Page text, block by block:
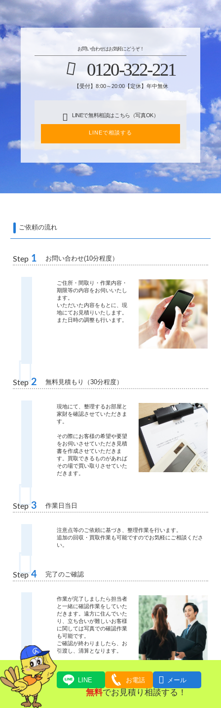
お問い合わせはお気軽にどうぞ！
0120-322-221
【受付】8:00～20:00【定休】年中無休
LINEで無料相談はこちら（写真OK）
LINEで相談する
ご依頼の流れ
Step 1 お問い合わせ(10分程度）
ご住所・間取り・作業内容・
期限等の内容をお伺いいたし
ます。
いただいた内容をもとに、現
地にてお見積りいたします。
また日時の調整も行います。
Step 2 無料見積もり（30分程度）
現地にて、整理するお部屋と
家財を確認させていただきま
す。
その際にお客様の希望や要望
をお伺いさせていただき見積
書を作成させていただきま
す。買取できるものがあれば
その場で買い取りさせていた
だきます。
Step 3 作業日当日
注意点等のご依頼に基づき、整理作業を行います。
追加の回収・買取作業も可能ですのでお気軽にご相談くださ
い。
Step 4 完了のご確認
作業が完了しましたら担当者
と一緒に確認作業をしていた
だきます。遠方に住んでいた
り、立ち合いが難しいお客様
に関しては写真での確認作業
も可能です。
ご確認が終わりましたら、お
引渡し、清算となります。
Step 5
LINE お電話  メール
無料でお見積り相談する！